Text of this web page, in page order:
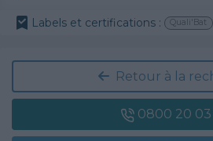
Labels et certifications : Quali'Bat
Retour à la
0800 20